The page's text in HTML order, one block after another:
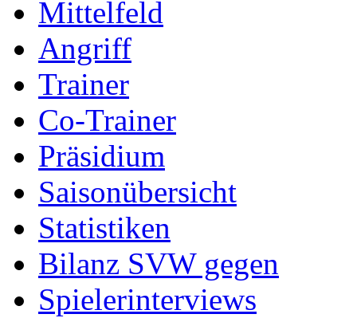
Mittelfeld
Angriff
Trainer
Co-Trainer
Präsidium
Saisonübersicht
Statistiken
Bilanz SVW gegen
Spielerinterviews